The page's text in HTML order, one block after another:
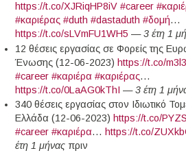
https://t.co/XJRiqHP8iV #career
#καριέρας #duth #dastaduth #δομή…
https://t.co/sLVmFU1WH5 —3 έτη 1
12 θέσεις εργασίας σε Φορείς της
Ένωσης (12-06-2023) https://t.co/
#career #καριέρα #καριέρας…
https://t.co/0LaAG0kThI —3 έτη 1
340 θέσεις εργασίας στον Ιδιωτικό
Ελλάδα (12-06-2023) https://t.co/
#career #καριέρα… https://t.co/
έτη 1 μήναςπριν